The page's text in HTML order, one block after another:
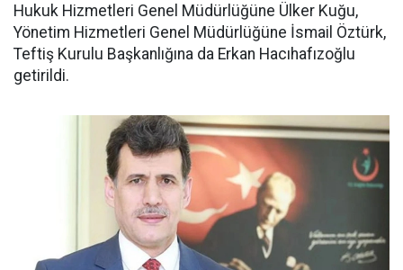
Hukuk Hizmetleri Genel Müdürlüğüne Ülker Kuğu,
Yönetim Hizmetleri Genel Müdürlüğüne İsmail Öztürk,
Teftiş Kurulu Başkanlığına da Erkan Hacıhafızoğlu
getirildi.